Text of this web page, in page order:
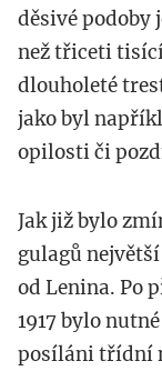
děsivé podoby
než třiceti
dlouholeté
jako byl
opilosti či
Jak již bylo
gulagů
od Lenina. Po
1917 bylo
posíláni třídní